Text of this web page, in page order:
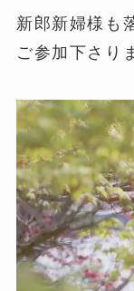
新郎新婦様も
ご参加下さり